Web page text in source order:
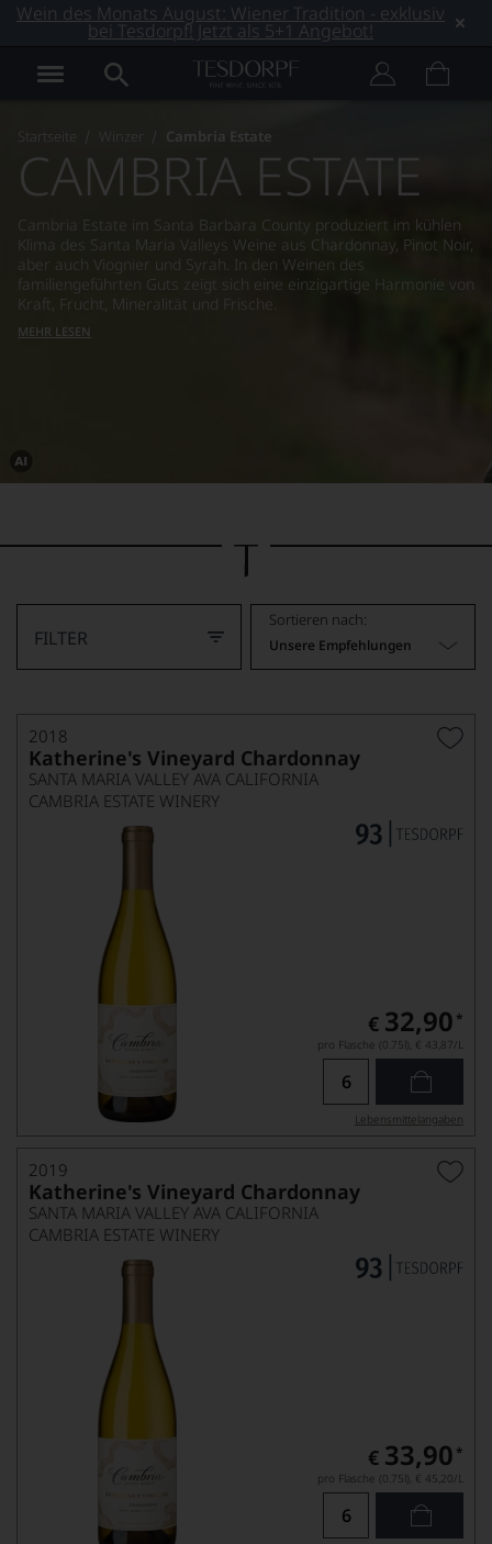
Wein des Monats August: Wiener Tradition - exklusiv
bei Tesdorpf! Jetzt als 5+1 Angebot!
Startseite Winzer Cambria Estate
Dieses
von
CAMBRIA ESTATE
Cambria Estate im Santa Barbara County produziert im kühlen
Klima des Santa Maria Valleys Weine aus Chardonnay, Pinot Noir,
aber auch Viognier und Syrah. In den Weinen des
familiengeführten Guts zeigt sich eine einzigartige Harmonie von
Kraft, Frucht, Mineralität und Frische.
MEHR LESEN
FILTER
Sortieren nach:
Unsere Empfehlungen
2018
Katherine's Vineyard Chardonnay
SANTA MARIA VALLEY AVA CALIFORNIA
CAMBRIA ESTATE WINERY
€ 32,90 *
pro Flasche (0.75l), € 43,87/L
Lebensmittel­angaben
2019
Katherine's Vineyard Chardonnay
SANTA MARIA VALLEY AVA CALIFORNIA
CAMBRIA ESTATE WINERY
€ 33,90 *
pro Flasche (0.75l), € 45,20/L